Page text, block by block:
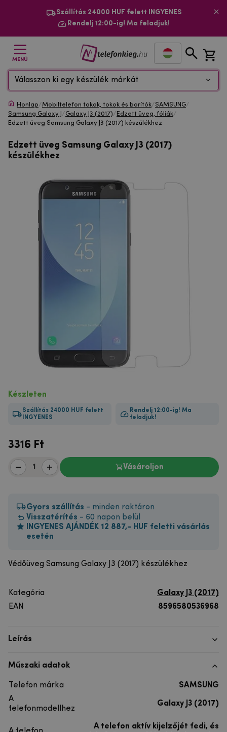
Szállítás 24000 HUF felett INGYENES
Rendelj 12:00-ig! Ma feladjuk!
MENÜ
Válasszon ki egy készülék márkát
Honlap/Mobiltelefon tokok, tokok és borítók/SAMSUNG/
Samsung Galaxy J /Galaxy J3 (2017)/ Edzett üveg, fóliák/
Edzett üveg Samsung Galaxy J3 (2017) készülékhez
Edzett üveg Samsung Galaxy J3 (2017)
készülékhez
Készleten
Szállítás 24000 HUF felett
INGYENES
Rendelj 12:00-ig! Ma
feladjuk!
3316 Ft
Vásároljon
Gyors szállítás - minden raktáron
Visszatérítés - 60 napon belül
INGYENES AJÁNDÉK 12 887,- HUF feletti vásárlás
esetén
Védőüveg Samsung Galaxy J3 (2017) készülékhez
Kategória
Galaxy J3 (2017)
EAN
8596580536968
Leírás
Műszaki adatok
Telefon márka
SAMSUNG
A
telefonmodellhez
Galaxy J3 (2017)
A telefon aktív kijelzőjét fedi, és